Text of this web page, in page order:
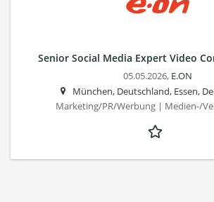
Senior Social Media Expert Video
05.05.2026, E.ON
München, Deutschland, Essen,
Marketing/PR/Werbung | Medien-/